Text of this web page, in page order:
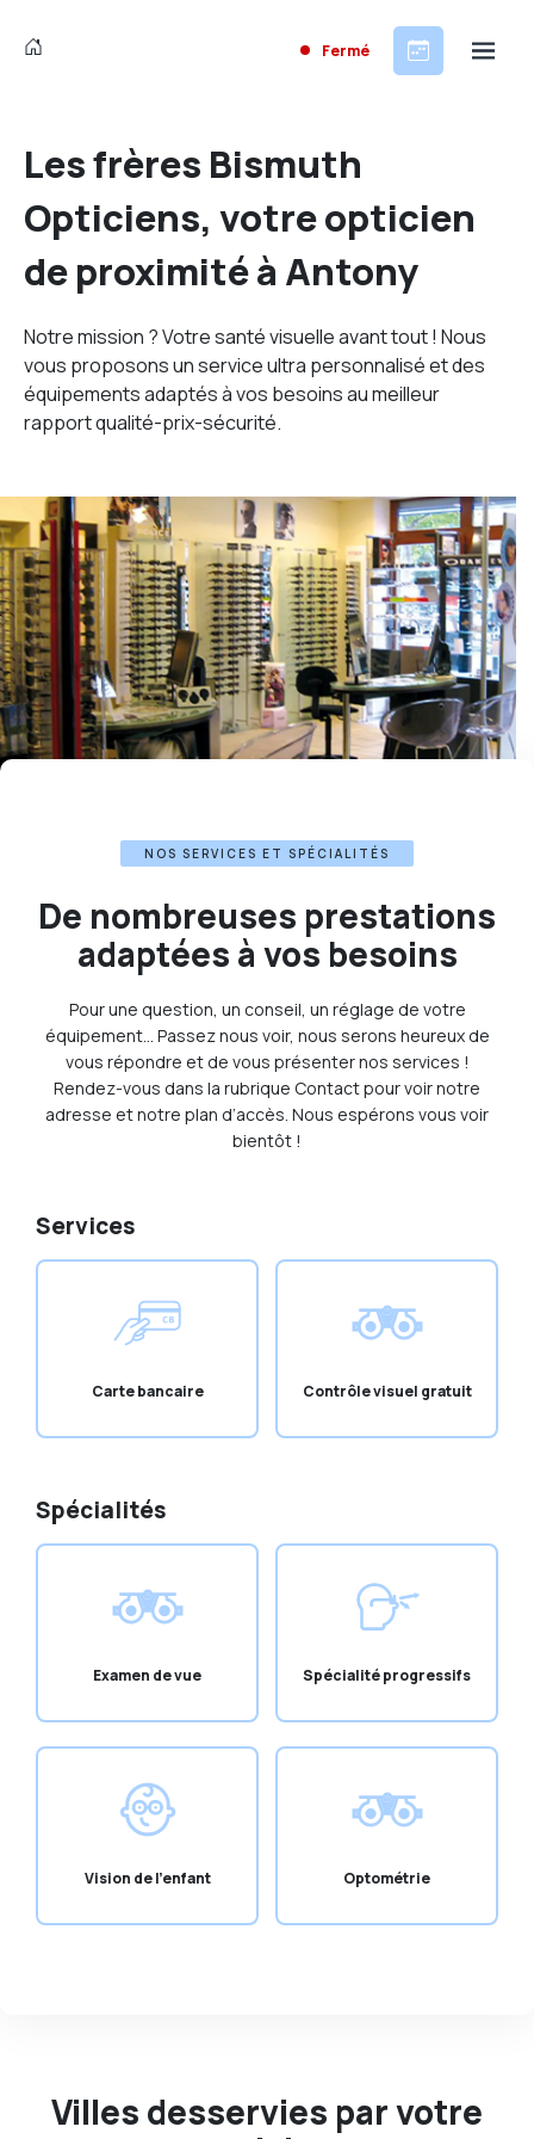
Fermé
Les frères Bismuth
Opticiens, votre opticien
de proximité à Antony
Notre mission ? Votre santé visuelle avant tout ! Nous
vous proposons un service ultra personnalisé et des
équipements adaptés à vos besoins au meilleur
rapport qualité-prix-sécurité.
NOS SERVICES ET SPÉCIALITÉS
De nombreuses prestations
adaptées à vos besoins
Pour une question, un conseil, un réglage de votre
équipement… Passez nous voir, nous serons heureux de
vous répondre et de vous présenter nos services !
Rendez-vous dans la rubrique Contact pour voir notre
adresse et notre plan d’accès. Nous espérons vous voir
bientôt !
Services
Carte bancaire Contrôle visuel gratuit
Spécialités
Examen de vue Spécialité progressifs
Vision de l'enfant Optométrie
Villes desservies par votre